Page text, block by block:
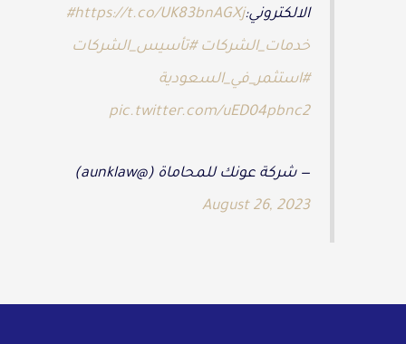
الالكتروني:https://t.co/UK83bnAGXj
#
خدمات_الشركات #تأسيس_الشركات
#استثمر_في_السعودية
pic.twitter.com/uED04pbnc2
— شركة عونك للمحاماة (@aunklaw)
August 26, 2023